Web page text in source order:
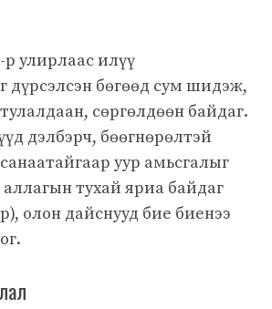
р улирлаас илүү
дүрсэлсэн бөгөөд сум шидэж,
сөргөлдөөн байдаг.
дэлбэрч, бөөгнөрөлтэй
уур амьсгалыг
аллагын тухай яриа байдаг
олон дайснууд бие биенээ